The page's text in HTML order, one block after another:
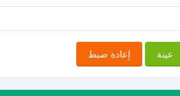
عينة إعادة ضبط